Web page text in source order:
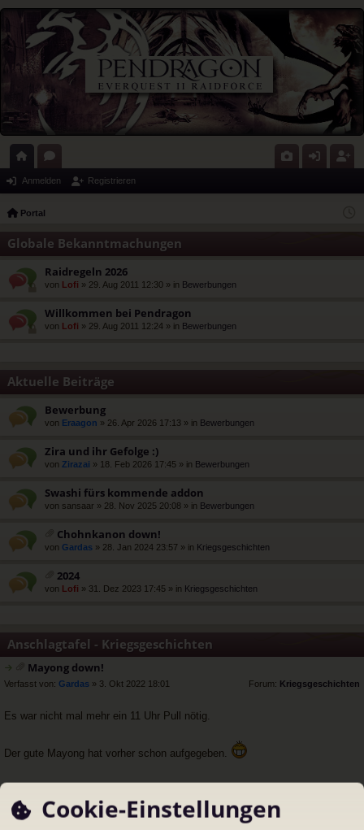
ort or
e de re
Anmelden Registrieren
Portal
Globale Bekanntmachungen
Raidregeln 2026
von Lofi » 29. Aug 2011 12:30 » in Bewerbungen
Willkommen bei Pendragon
von Lofi » 29. Aug 2011 12:24 » in Bewerbungen
Aktuelle Beiträge
Bewerbung
von Eraagon » 26. Apr 2026 17:13 » in Bewerbungen
Zira und ihr Gefolge :)
von Zirazai » 18. Feb 2026 17:45 » in Bewerbungen
Swashi fürs kommende addon
von sansaar » 28. Nov 2025 20:08 » in Bewerbungen
at
ng
Chohnkanon down!
von Gardas » 28. Jan 2024 23:57 » in Kriegsgeschichten
at
2024
von Lofi » 31. Dez 2023 17:45 » in Kriegsgeschichten
Anschlagtafel - Kriegsgeschichten
rs
e
r
n
g
e
at
n
n
Mayong down!
Verfasst von: Gardas » 3. Okt 2022 18:01 Forum: Kriegsgeschichten
Es war nicht mal mehr ein 11 Uhr Pull nötig.
Der gute Mayong hat vorher schon aufgegeben.
Proscht und gratzi uns!
Cookie-Einstellungen